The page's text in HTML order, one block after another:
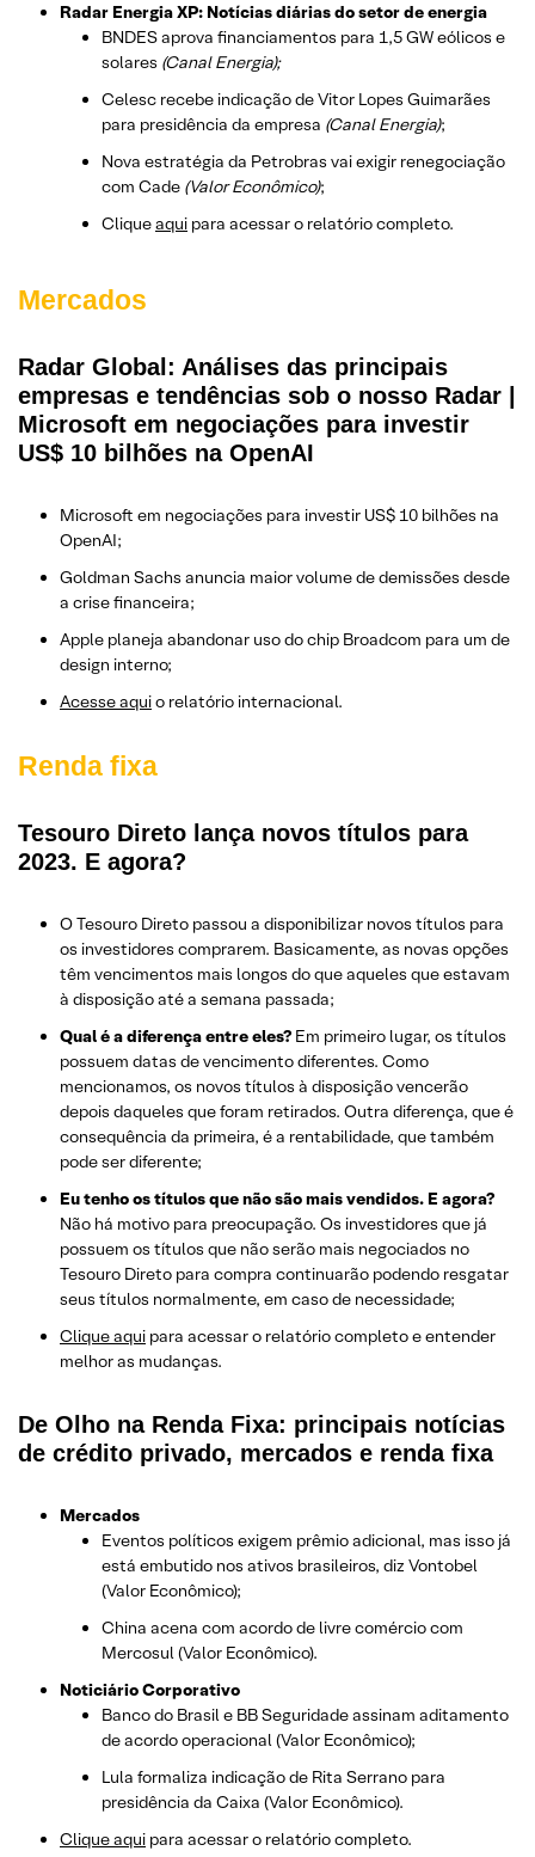
Radar Energia XP: Notícias diárias do setor de energia
BNDES aprova financiamentos para 1,5 GW eólicos e
solares (Canal Energia);
Celesc recebe indicação de Vitor Lopes Guimarães
para presidência da empresa (Canal Energia);
Nova estratégia da Petrobras vai exigir renegociação
com Cade (Valor Econômico);
Cliqueaqui para acessar o relatório completo.
Mercados
Radar Global: Análises das principais
empresas e tendências sob o nosso Radar |
Microsoft em negociações para investir
US$ 10 bilhões na OpenAI
Microsoft em negociações para investir US$ 10 bilhões na
OpenAI;
Goldman Sachs anuncia maior volume de demissões desde
a crise financeira;
Apple planeja abandonar uso do chip Broadcom para um de
design interno;
Acesse aquio relatório internacional.
Renda fixa
Tesouro Direto lança novos títulos para
2023. E agora?
O Tesouro Direto passou a disponibilizar novos títulos para
os investidores comprarem. Basicamente, as novas opções
têm vencimentos mais longos do que aqueles que estavam
à disposição até a semana passada;
Qual é a diferença entre eles? Em primeiro lugar, os títulos
possuem datas de vencimento diferentes. Como
mencionamos, os novos títulos à disposição vencerão
depois daqueles que foram retirados. Outra diferença, que é
consequência da primeira, é a rentabilidade, que também
pode ser diferente;
Eu tenho os títulos que não são mais vendidos. E agora?
Não há motivo para preocupação. Os investidores que já
possuem os títulos que não serão mais negociados no
Tesouro Direto para compra continuarão podendo resgatar
seus títulos normalmente, em caso de necessidade;
Clique aqui para acessar o relatório completo e entender
melhor as mudanças.
De Olho na Renda Fixa: principais notícias
de crédito privado, mercados e renda fixa
Mercados
Eventos políticos exigem prêmio adicional, mas isso já
está embutido nos ativos brasileiros, diz Vontobel
(Valor Econômico);
China acena com acordo de livre comércio com
Mercosul (Valor Econômico).
Noticiário Corporativo
Banco do Brasil e BB Seguridade assinam aditamento
de acordo operacional (Valor Econômico);
Lula formaliza indicação de Rita Serrano para
presidência da Caixa (Valor Econômico).
Clique aqui para acessar o relatório completo.